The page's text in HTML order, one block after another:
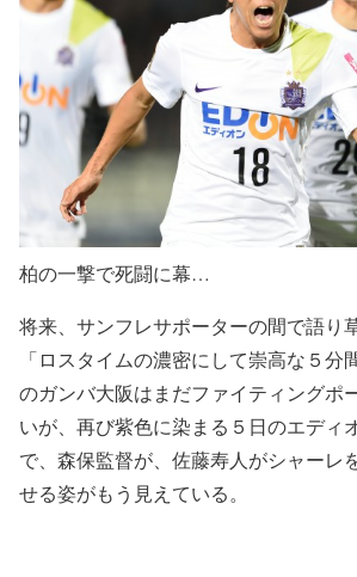
柏の一撃で死闘に幕…
将来、サンフレサポーターの間で語り
「ロスタイムの濃密にして崇高な５
のガンバ大阪はまだファイティングポ
いが、再び紫色に染まる５日のエディ
で、森保監督が、佐藤寿人がシャーレ
せる姿がもう見えている。